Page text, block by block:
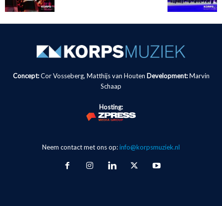
Concept:Cor Vosseberg, Matthijs van Houten Development: Marvin
Schaap
Hosting:
Neem contact met ons op:info@korpsmuziek.nl